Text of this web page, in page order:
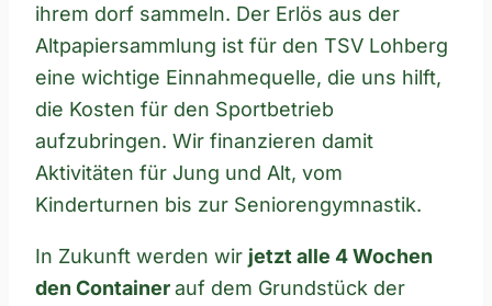
ihrem dorf sammeln. Der Erlös aus der
Altpapiersammlung ist für den TSV Lohberg
eine wichtige Einnahmequelle, die uns hilft,
die Kosten für den Sportbetrieb
aufzubringen. Wir finanzieren damit
Aktivitäten für Jung und Alt, vom
Kinderturnen bis zur Seniorengymnastik.
In Zukunft werden wir jetzt alle 4 Wochen
den Containerauf dem Grundstück der